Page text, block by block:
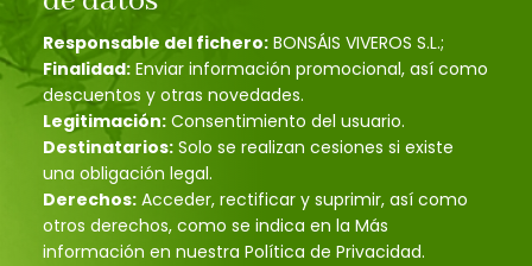
Responsable del fichero: BONSÁIS VIVEROS S.L.;
Finalidad: Enviar información promocional, así como
descuentos y otras novedades.
Legitimación: Consentimiento del usuario.
Destinatarios: Solo se realizan cesiones si existe
una obligación legal.
Derechos: Acceder, rectificar y suprimir, así como
otros derechos, como se indica en la Más
información en nuestra Política de Privacidad.